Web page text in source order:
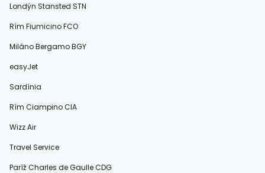
Londýn Stansted STN
Rím Fiumicino FCO
Miláno Bergamo BGY
easyJet
Sardínia
Rím Ciampino CIA
Wizz Air
Travel Service
Paríž Charles de Gaulle CDG